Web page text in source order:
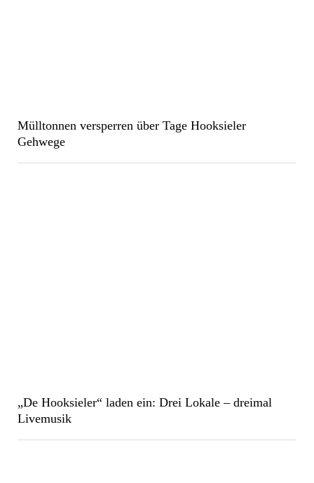
Mülltonnen versperren über Tage Hooksieler
Gehwege
„De Hooksieler“ laden ein: Drei Lokale – dreimal
Livemusik